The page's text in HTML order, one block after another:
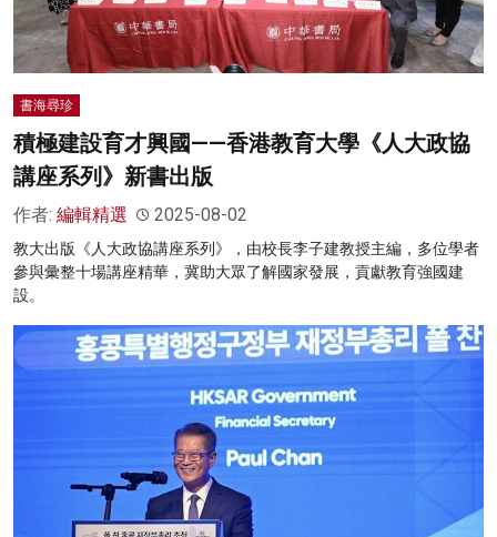
書海尋珍
積極建設育才興國——香港教育大學《人大政協
講座系列》新書出版
作者: 編輯精選 2025-08-02
教大出版《人大政協講座系列》，由校長李子建教授主編，多位學者
參與彙整十場講座精華，冀助大眾了解國家發展，貢獻教育強國建
設。